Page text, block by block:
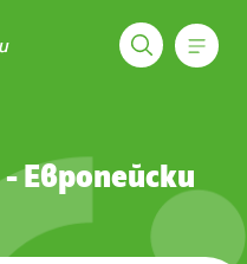
Европейски